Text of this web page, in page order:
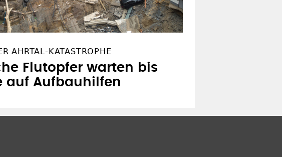
AHRTAL-KATASTROPHE
Flutopfer warten bis
auf Aufbauhilfen